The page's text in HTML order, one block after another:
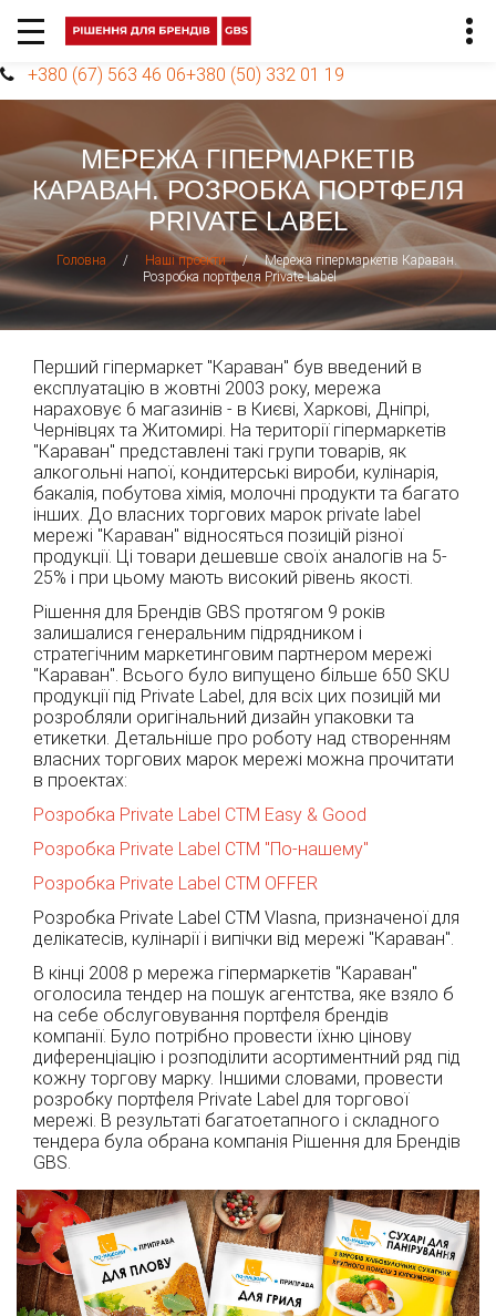
+380 (67) 563 46 06+380 (50) 332 01 19
МЕРЕЖА ГІПЕРМАРКЕТІВ
КАРАВАН. РОЗРОБКА ПОРТФЕЛЯ
PRIVATE LABEL
Головна / Наші проекти /
Мережа гіпермаркетів Караван.
Розробка портфеля Private Label
Перший гіпермаркет "Караван" був введений в
експлуатацію в жовтні 2003 року, мережа
нараховує 6 магазинів - в Києві, Харкові, Дніпрі,
Чернівцях та Житомирі. На території гіпермаркетів
"Караван" представлені такі групи товарів, як
алкогольні напої, кондитерські вироби, кулінарія,
бакалія, побутова хімія, молочні продукти та багато
інших. До власних торгових марок private label
мережі "Караван" відносяться позицій різної
продукції. Ці товари дешевше своїх аналогів на 5-
25% і при цьому мають високий рівень якості.
Рішення для Брендів GBS протягом 9 років
залишалися генеральним підрядником і
стратегічним маркетинговим партнером мережі
"Караван". Всього було випущено більше 650 SKU
продукції під Private Label, для всіх цих позицій ми
розробляли оригінальний дизайн упаковки та
етикетки. Детальніше про роботу над створенням
власних торгових марок мережі можна прочитати
в проектах:
Розробка Private Label СТМ Easy & Good
Розробка Private Label СТМ "По-нашему"
Розробка Private Label СТМ OFFER
Розробка Private Label СТМ Vlasna, призначеної для
делікатесів, кулінарії і випічки від мережі "Караван".
В кінці 2008 р мережа гіпермаркетів "Караван"
оголосила тендер на пошук агентства, яке взяло б
на себе обслуговування портфеля брендів
компанії. Було потрібно провести їхню цінову
диференціацію і розподілити асортиментний ряд під
кожну торгову марку. Іншими словами, провести
розробку портфеля Private Label для торгової
мережі. В результаті багатоетапного і складного
тендера була обрана компанія Рішення для Брендів
GBS.